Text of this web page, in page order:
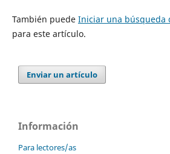
También puede Iniciar una búsqueda
para este artículo.
Enviar un artículo
Información
Para lectores/as